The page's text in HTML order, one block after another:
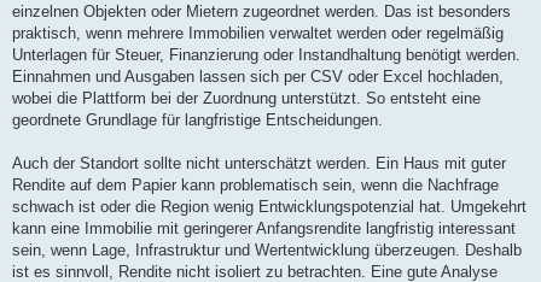
einzelnen Objekten oder Mietern zugeordnet werden. Das ist besonders
praktisch, wenn mehrere Immobilien verwaltet werden oder regelmäßig
Unterlagen für Steuer, Finanzierung oder Instandhaltung benötigt werden.
Einnahmen und Ausgaben lassen sich per CSV oder Excel hochladen,
wobei die Plattform bei der Zuordnung unterstützt. So entsteht eine
geordnete Grundlage für langfristige Entscheidungen.
Auch der Standort sollte nicht unterschätzt werden. Ein Haus mit guter
Rendite auf dem Papier kann problematisch sein, wenn die Nachfrage
schwach ist oder die Region wenig Entwicklungspotenzial hat. Umgekehrt
kann eine Immobilie mit geringerer Anfangsrendite langfristig interessant
sein, wenn Lage, Infrastruktur und Wertentwicklung überzeugen. Deshalb
ist es sinnvoll, Rendite nicht isoliert zu betrachten. Eine gute Analyse